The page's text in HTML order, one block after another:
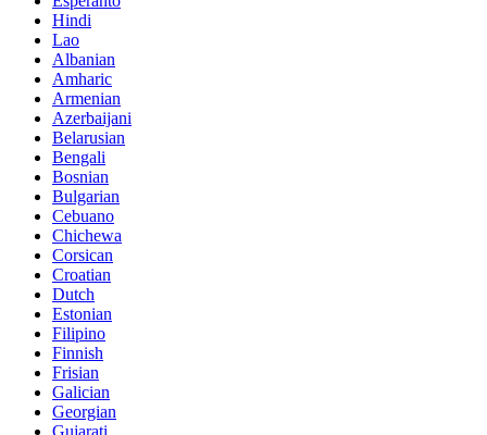
Hindi
Lao
Albanian
Amharic
Armenian
Azerbaijani
Belarusian
Bengali
Bosnian
Bulgarian
Cebuano
Chichewa
Corsican
Croatian
Dutch
Estonian
Filipino
Finnish
Frisian
Galician
Georgian
Gujarati